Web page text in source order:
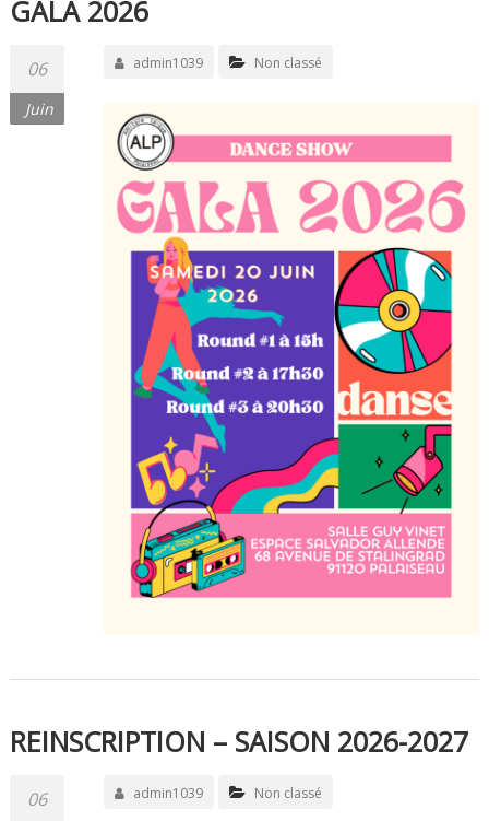
GALA 2026
06
Juin
admin1039 Non classé
REINSCRIPTION – SAISON 2026-2027
06 admin1039 Non classé